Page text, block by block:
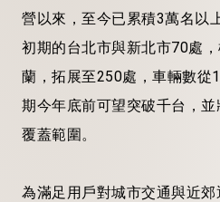
營以來，至今已累積3萬名以
初期的台北市與新北市70處
蘭，拓展至250處，車輛數從
期今年底前可望突破千台，
覆蓋範圍。
為滿足用戶對城市交通與近郊